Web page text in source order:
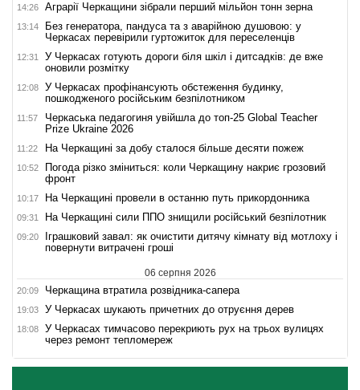
14:26 Аграрії Черкащини зібрали перший мільйон тонн зерна
13:14
Без генератора, пандуса та з аварійною душовою: у
Черкасах перевірили гуртожиток для переселенців
12:31
У Черкасах готують дороги біля шкіл і дитсадків: де вже
оновили розмітку
12:08
У Черкасах профінансують обстеження будинку,
пошкодженого російським безпілотником
11:57
Черкаська педагогиня увійшла до топ-25 Global Teacher
Prize Ukraine 2026
11:22 На Черкащині за добу сталося більше десяти пожеж
10:52
Погода різко зміниться: коли Черкащину накриє грозовий
фронт
10:17 На Черкащині провели в останню путь прикордонника
09:31 На Черкащині сили ППО знищили російський безпілотник
09:20
Іграшковий завал: як очистити дитячу кімнату від мотлоху і
повернути витрачені гроші
06 серпня 2026
20:09 Черкащина втратила розвідника-сапера
19:03 У Черкасах шукають причетних до отруєння дерев
18:08
У Черкасах тимчасово перекриють рух на трьох вулицях
через ремонт тепломереж